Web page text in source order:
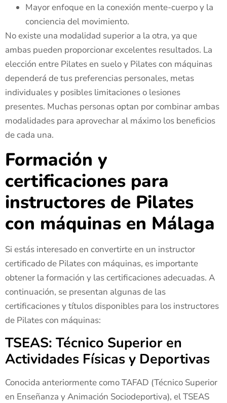
Mayor enfoque en la conexión mente-cuerpo y la
conciencia del movimiento.
No existe una modalidad superior a la otra, ya que
ambas pueden proporcionar excelentes resultados. La
elección entre Pilates en suelo y Pilates con máquinas
dependerá de tus preferencias personales, metas
individuales y posibles limitaciones o lesiones
presentes. Muchas personas optan por combinar ambas
modalidades para aprovechar al máximo los beneficios
de cada una.
Formación y
certificaciones para
instructores de Pilates
con máquinas en Málaga
Si estás interesado en convertirte en un instructor
certificado de Pilates con máquinas, es importante
obtener la formación y las certificaciones adecuadas. A
continuación, se presentan algunas de las
certificaciones y títulos disponibles para los instructores
de Pilates con máquinas:
TSEAS: Técnico Superior en
Actividades Físicas y Deportivas
Conocida anteriormente como TAFAD (Técnico Superior
en Enseñanza y Animación Sociodeportiva), el TSEAS